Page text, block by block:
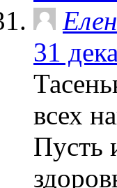
31
всех
Пусть